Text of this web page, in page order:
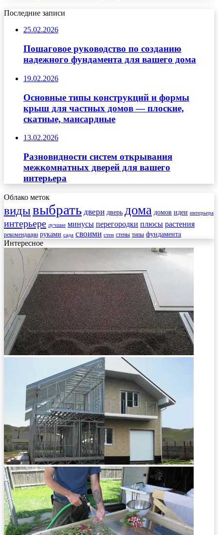
Последние записи
25.02.2026
Пошаговое руководство по созданию
надежного фундамента для вашего дома
19.02.2026
Основные типы конструкций и формы
крыш для частных домов — плоские,
скатные, мансардные
13.02.2026
Разновидности систем открывания
межкомнатных дверей для вашего
интерьера
Облако меток
видывыбрать двери дверь дома домов идеи интерьера
интерьере лучшие минусы перегородки плюсы растения
рекомендации руками сада своими стен стены типы фундамента
Интересное